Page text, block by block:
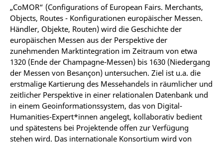
„CoMOR“ (Configurations of European Fairs. Merchants,
Objects, Routes - Konfigurationen europäischer Messen.
Händler, Objekte, Routen) wird die Geschichte der
europäischen Messen aus der Perspektive der
zunehmenden Marktintegration im Zeitraum von etwa
1320 (Ende der Champagne-Messen) bis 1630 (Niedergang
der Messen von Besançon) untersuchen. Ziel ist u.a. die
erstmalige Kartierung des Messehandels in räumlicher und
zeitlicher Perspektive in einer relationalen Datenbank und
in einem Geoinformationssystem, das von Digital-
Humanities-Expert*innen angelegt, kollaborativ bedient
und spätestens bei Projektende offen zur Verfügung
stehen wird. Das internationale Konsortium wird von